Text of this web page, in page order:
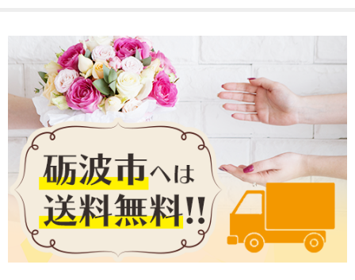
ご注文ガイド
各種教室
お問い合わせ